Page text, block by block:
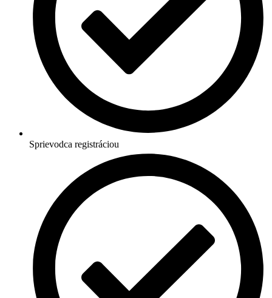
Sprievodca registráciou